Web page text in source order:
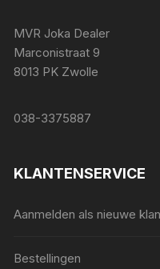
MVR Joka Dealer
Marconistraat 9
8013 PK Zwolle
038-3375887
KLANTENSERVICE
Aanmelden als nieuwe
Bestellingen